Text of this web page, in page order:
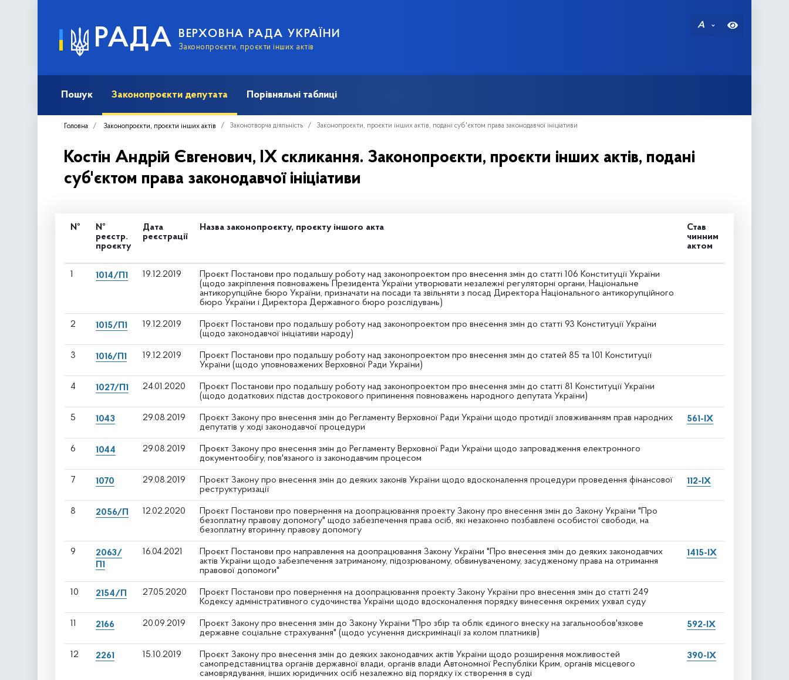
РАДА ВЕРХОВНА РАДА УКРАЇНИ
Законопроєкти, проєкти інших актів
A
Пошук Законопроєкти депутата Порівняльні таблиці
Головна Законопроєкти, проєкти інших актів Законотворча діяльність Законопроєкти, проєкти інших актів, подані суб'єктом права законодавчої ініціативи
Костін Андрій Євгенович, IX скликання. Законопроєкти, проєкти інших актів, подані
суб'єктом права законодавчої ініціативи
№
№
реєстр.
проєкту
Дата
реєстрації
Назва законопроєкту, проєкту іншого акта
Став
чинним
актом
1 1014/П1 19.12.2019
Проєкт Постанови про подальшу роботу над законопроектом про внесення змін до статті 106 Конституції України
(щодо закріплення повноважень Президента України утворювати незалежні регуляторні органи, Національне
антикорупційне бюро України, призначати на посади та звільняти з посад Директора Національного антикорупційного
бюро України і Директора Державного бюро розслідувань)
2 1015/П1 19.12.2019
Проєкт Постанови про подальшу роботу над законопроектом про внесення змін до статті 93 Конституції України
(щодо законодавчої ініціативи народу)
3 1016/П1 19.12.2019
Проєкт Постанови про подальшу роботу над законопроектом про внесення змін до статей 85 та 101 Конституції
України (щодо уповноважених Верховної Ради України)
4 1027/П1 24.01.2020
Проєкт Постанови про подальшу роботу над законопроектом про внесення змін до статті 81 Конституції України
(щодо додаткових підстав дострокового припинення повноважень народного депутата України)
5 1043 29.08.2019
Проєкт Закону про внесення змін до Регламенту Верховної Ради України щодо протидії зловживанням прав народних
депутатів у ході законодавчої процедури
561-IX
6 1044 29.08.2019
Проєкт Закону про внесення змін до Регламенту Верховної Ради України щодо запровадження електронного
документообігу, пов'язаного із законодавчим процесом
7 1070 29.08.2019
Проєкт Закону про внесення змін до деяких законів України щодо вдосконалення процедури проведення фінансової
реструктуризації
112-IX
8 2056/П 12.02.2020
Проєкт Постанови про повернення на доопрацювання проекту Закону про внесення змін до Закону України "Про
безоплатну правову допомогу" щодо забезпечення права осіб, які незаконно позбавлені особистої свободи, на
безоплатну вторинну правову допомогу
9
2063/
П1
16.04.2021
Проєкт Постанови про направлення на доопрацювання Закону України "Про внесення змін до деяких законодавчих
актів України щодо забезпечення затриманому, підозрюваному, обвинуваченому, засудженому права на отримання
правової допомоги"
1415-IX
10 2154/П 27.05.2020
Проєкт Постанови про повернення на доопрацювання проекту Закону України про внесення змін до статті 249
Кодексу адміністративного судочинства України щодо вдосконалення порядку винесення окремих ухвал суду
11 2166 20.09.2019
Проєкт Закону про внесення змін до Закону України "Про збір та облік єдиного внеску на загальнообов'язкове
державне соціальне страхування" (щодо усунення дискримінації за колом платників)
592-IX
12 2261 15.10.2019
Проєкт Закону про внесення змін до деяких законодавчих актів України щодо розширення можливостей
самопредставництва органів державної влади, органів влади Автономної Республіки Крим, органів місцевого
самоврядування, інших юридичних осіб незалежно від порядку їх створення в суді
390-IX